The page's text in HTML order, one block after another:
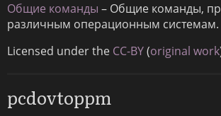
Общие команды – Общие команды,
различным операционным системам.
Licensed under the CC-BY(original work
pcdovtoppm